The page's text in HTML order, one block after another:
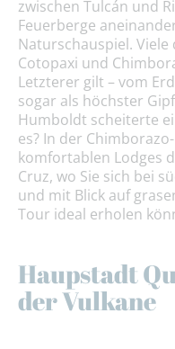
zwischen Tulcán und
Feuerberge
Naturschauspiel.
Cotopaxi und
Letzterer gilt – vom
sogar als höchster
Humboldt scheiterte
es? In der
komfortablen Lodges
Cruz, wo Sie sich bei
und mit Blick auf
Tour ideal erholen
Haupstadt
der Vulkane